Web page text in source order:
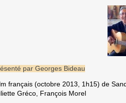
par Georges Bideau
français (octobre 2013, 1h15) de
Gréco, François Morel